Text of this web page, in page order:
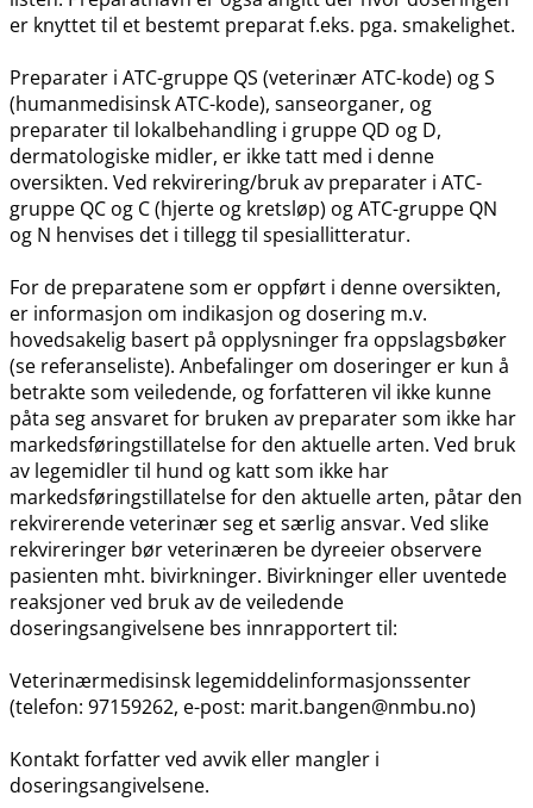
er knyttet til et bestemt preparat f.eks. pga. smakelighet.
Preparater i ATC-gruppe QS (veterinær ATC-kode) og S
(humanmedisinsk ATC-kode), sanseorganer, og
preparater til lokalbehandling i gruppe QD og D,
dermatologiske midler, er ikke tatt med i denne
oversikten. Ved rekvirering​/​bruk av preparater i ATC-
gruppe QC og C (hjerte og kretsløp) og ATC-gruppe QN
og N henvises det i tillegg til spesiallitteratur.
For de preparatene som er oppført i denne oversikten,
er informasjon om indikasjon og dosering m.v.
hovedsakelig basert på opplysninger fra oppslagsbøker
(se referanseliste). Anbefalinger om doseringer er kun å
betrakte som veiledende, og forfatteren vil ikke kunne
påta seg ansvaret for bruken av preparater som ikke har
markedsføringstillatelse for den aktuelle arten. Ved bruk
av legemidler til hund og katt som ikke har
markedsføringstillatelse for den aktuelle arten, påtar den
rekvirerende veterinær seg et særlig ansvar. Ved slike
rekvireringer bør veterinæren be dyreeier observere
pasienten mht. bivirkninger. Bivirkninger eller uventede
reaksjoner ved bruk av de veiledende
doseringsangivelsene bes innrapportert til:
Veterinærmedisinsk legemiddelinformasjonssenter
(telefon: 97159262, e-post: marit.bangen@nmbu.no)
Kontakt forfatter ved avvik eller mangler i
doseringsangivelsene.